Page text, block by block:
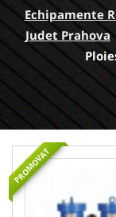
Echipamente
Judet Prahova
PROMOVAT